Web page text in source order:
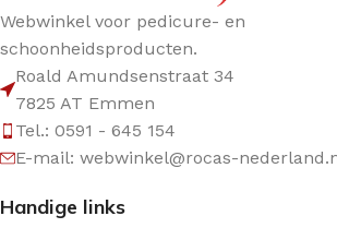
Webwinkel voor pedicure- en
schoonheidsproducten.
Roald Amundsenstraat 34
7825 AT Emmen
Tel.: 0591 - 645 154
E-mail: webwinkel@rocas-
Handige links